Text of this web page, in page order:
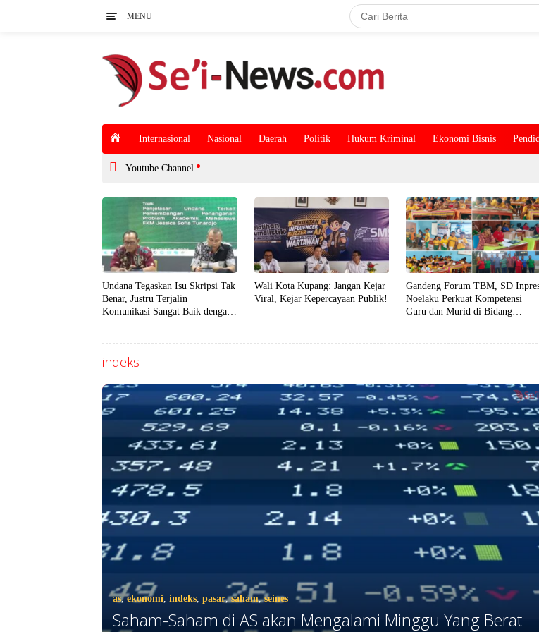
MENU
m
Internasional Nasional Daerah Politik Hukum Kriminal Ekonomi Bisnis
Youtube Channel
Undana Tegaskan Isu Skripsi Tak
Benar, Justru Terjalin
Komunikasi Sangat Baik dengan
Wali Kota Kupang: Jangan Kejar
Viral, Kejar Kepercayaan Publik!
Gandeng Forum TBM, SD
Noelaku Perkuat Kompetensi
Guru dan Murid di Bidang
indeks
as,ekonomi, indeks, pasar,saham,seines
Saham-Saham di AS akan Mengalami Minggu Yang Berat